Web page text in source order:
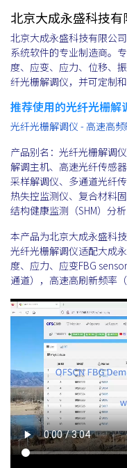
北京大成永盛科技有
北京大成永盛科技有限公
系统软件的专业制造商。
度、应变、应力、位移、
纤光栅解调仪，并可定制
推荐使用的光纤光栅解
光纤光栅解调仪 - 高速高
产品别名：光纤光栅解调
解调主机、高速光纤传感
采样解调仪、多通道光纤
热失控监测仪、复合材料
结构健康监测（SHM）分析
本产品为北京大成永盛科
光纤光栅解调仪适配大成
度、应力、应变FBG
通道），高速高刷新频率（